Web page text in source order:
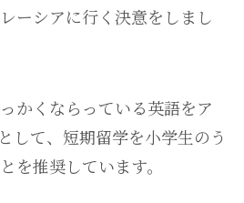
ーシアに行く決意をしまし
かくならっている英語をア
して、短期留学を小学生のう
を推奨しています。